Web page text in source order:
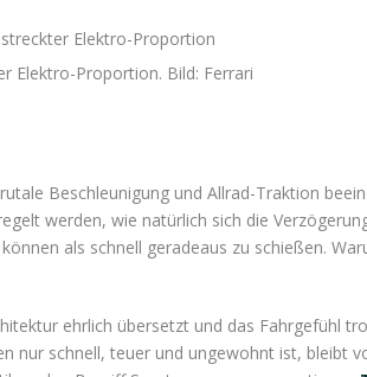
Elektro-Proportion. Bild: Ferrari
Beschleunigung und Allrad-Traktion
werden, wie natürlich sich die
als schnell geradeaus zu schießen.
ehrlich übersetzt und das Fahrgefühl
nur schnell, teuer und ungewohnt ist, bleibt